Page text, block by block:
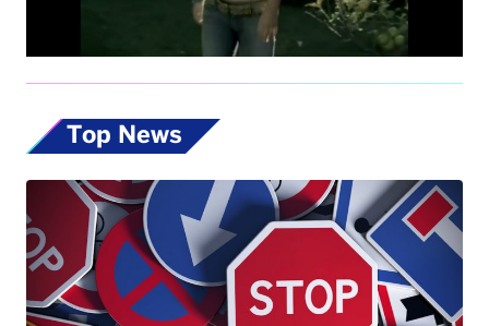
Top News